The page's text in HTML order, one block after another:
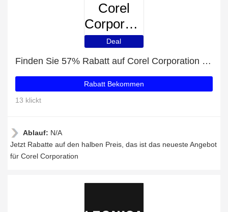
Corel
Corporation
Deal
Finden Sie 57% Rabatt auf Corel Corporation Bestellungen
Rabatt Bekommen
13 klickt
Ablauf: N/A
Jetzt Rabatte auf den halben Preis, das ist das neueste Angebot
für Corel Corporation